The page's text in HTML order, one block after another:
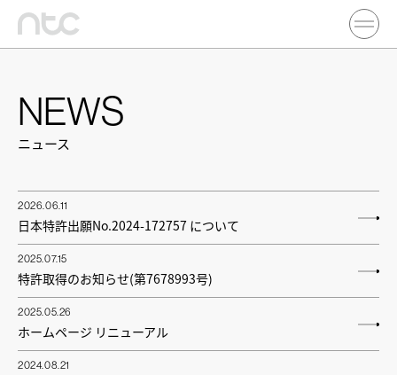
NEWS
ニュース
2026.06.11
日本特許出願No.2024-172757 について
2025.07.15
特許取得のお知らせ(第7678993号)
2025.05.26
ホームページ リニューアル
2024.08.21